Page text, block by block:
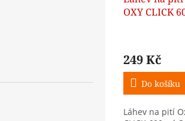
OXY CLICK
249 Kč
Do košíku
Láhev na pití